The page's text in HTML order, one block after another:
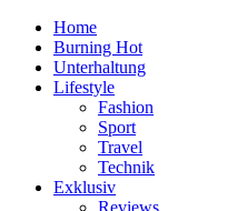
Home
Burning Hot
Unterhaltung
Lifestyle
Fashion
Sport
Travel
Technik
Exklusiv
Reviews